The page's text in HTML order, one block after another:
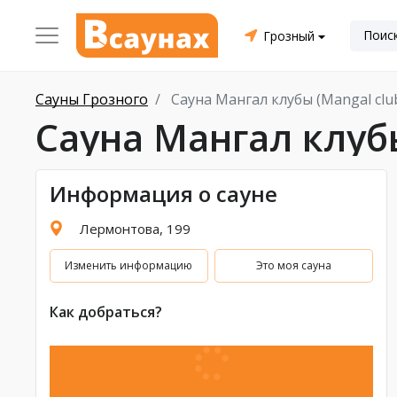
Грозный
Сауны Грозного Сауна Мангал клубы (Mangal
Сауна Мангал
Информация о сауне
Лермонтова, 199
Изменить информацию Это моя сауна
Как добраться?